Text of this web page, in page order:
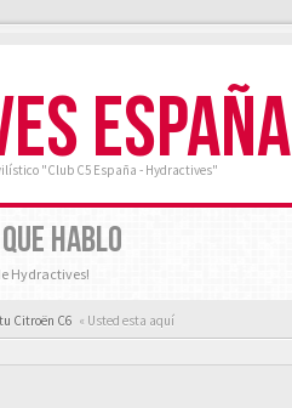
ESPAÑA
"Club C5 España - Hydractives"
HABLO
Hydractives!
Citroën C6 « Usted esta aquí